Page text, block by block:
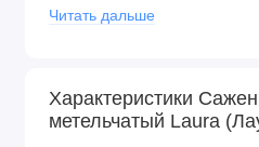
следующим образом:
низкорослых сортов.
высаживать на расстоянии
Читать дальше
Характеристики
метельчатый Laura